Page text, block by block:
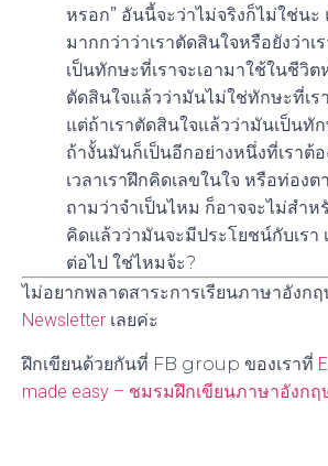
หรอก” อันนี้จะว่าไม่จริงก็ไม่ใช่นะ
มากกว่าว่าเราตัดสินใจหรือยังว่าเ
เป็นทักษะที่เราจะเอามาใช้ในชีวิต
ตัดสินใจแล้วว่ามันไม่ใช่ทักษะที่เร
แต่ถ้าเราตัดสินใจแล้วว่ามันเป็นทั
ถ้างั้นมันก็เป็นอีกอย่างหนึ่งที่เราต้
เวลาเราฝึกคิดเลขในใจ หรือท่อง
ถามว่าจำเป็นไหม ก็อาจจะไม่สำห
คิดแล้วว่ามันจะมีประโยชน์กับเรา
ต่อไป ใช่ไหมจ้ะ?
ไม่อยากพลาดสาระการเรียนภาษาอังก
Newsletter เลยค่ะ
ฝึกเขียนด้วยกันที่ FB group ของเราที่
made easy – ชมรมฝึกเขียนภาษาอังกฤ